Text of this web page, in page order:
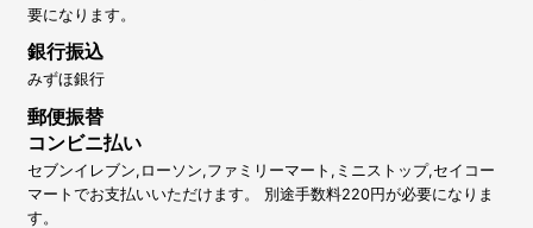
要になります。
銀行振込
みずほ銀行
郵便振替
コンビニ払い
セブンイレブン,ローソン,ファミリーマート,ミニストップ,セイコー
マートでお支払いいただけます。 別途手数料220円が必要になりま
す。